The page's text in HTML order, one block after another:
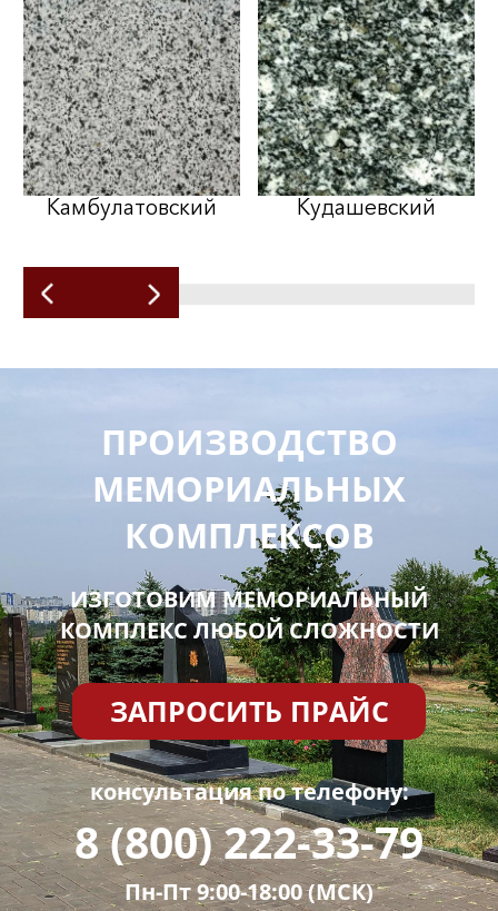
Камбулатовский Кудашевский
ПРОИЗВОДСТВО
МЕМОРИАЛЬНЫХ
КОМПЛЕКСОВ
ИЗГОТОВИМ МЕМОРИАЛЬНЫЙ
КОМПЛЕКС ЛЮБОЙ СЛОЖНОСТИ
ЗАПРОСИТЬ ПРАЙС
консультация по телефону:
8 (800) 222-33-79
Пн-Пт 9:00-18:00 (МСК)